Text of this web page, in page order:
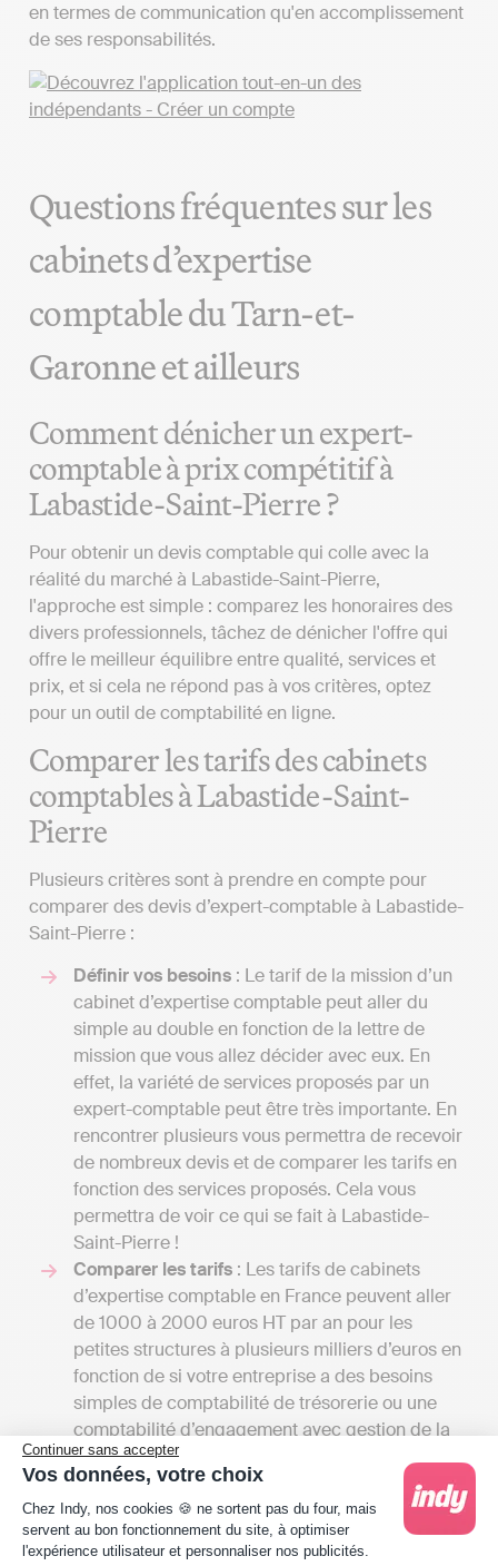
Continuer sans accepter
Vos données, votre choix
Plateforme de Gestion du Consentement :
Chez Indy, nos cookies 🍪 ne sortent pas du four, mais
servent au bon fonctionnement du site, à optimiser
l'expérience utilisateur et personnaliser nos publicités.
en termes de communication qu'en accomplissement
de ses responsabilités.
Questions fréquentes sur les
cabinets d’expertise
comptable du Tarn-et-
Garonne et ailleurs
Comment dénicher un expert-
comptable à prix compétitif à
Labastide-Saint-Pierre ?
Pour obtenir un devis comptable qui colle avec la
réalité du marché à Labastide-Saint-Pierre,
l'approche est simple : comparez les honoraires des
divers professionnels, tâchez de dénicher l'offre qui
offre le meilleur équilibre entre qualité, services et
prix, et si cela ne répond pas à vos critères, optez
pour un outil de comptabilité en ligne.
Comparer les tarifs des cabinets
comptables à Labastide-Saint-
Pierre
Plusieurs critères sont à prendre en compte pour
comparer des devis d’expert-comptable à Labastide-
Saint-Pierre :
Définir vos besoins : Le tarif de la mission d’un
cabinet d’expertise comptable peut aller du
simple au double en fonction de la lettre de
mission que vous allez décider avec eux. En
effet, la variété de services proposés par un
expert-comptable peut être très importante. En
rencontrer plusieurs vous permettra de recevoir
de nombreux devis et de comparer les tarifs en
fonction des services proposés. Cela vous
permettra de voir ce qui se fait à Labastide-
Saint-Pierre !
Comparer les tarifs : Les tarifs de cabinets
d’expertise comptable en France peuvent aller
de 1000 à 2000 euros HT par an pour les
petites structures à plusieurs milliers d’euros en
fonction de si votre entreprise a des besoins
simples de comptabilité de trésorerie ou une
comptabilité d’engagement avec gestion de la
paie, budget prévisionnel etc.
A titre de comparaison, une solution en ligne
comme Indy coûte entre 240 € et 588 € / an HT
selon le type d'entreprise. Une telle différence